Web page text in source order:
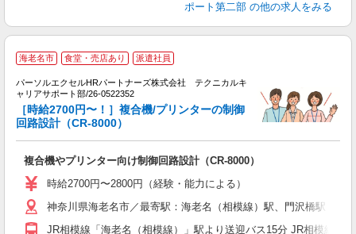
ポート第二部 の他の求人をみる
海老名市 食堂・売店あり 派遣社員
パーソルエクセルHRパートナーズ株式会社 テクニカルキ
ャリアサポート部/26-0522352
［時給2700円〜！］複合機/プリンターの制御
回路設計（CR-8000）
複合機やプリンター向け制御回路設計（CR-8000）
時給2700円〜2800円（経験・能力による）
神奈川県海老名市／最寄駅：海老名（相模線）駅、門沢橋駅
JR相模線「海老名（相模線）」駅より送迎バス15分 JR相模線「